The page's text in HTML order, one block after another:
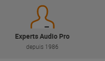
Experts Audio Pro
depuis 1986